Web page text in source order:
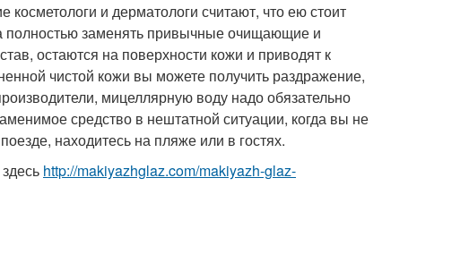
и дерматологи считают, что ею стоит
полностью заменять привычные очищающие и
остаются на поверхности кожи и приводят к
чистой кожи вы можете получить раздражение,
мицеллярную воду надо обязательно
средство в нештатной ситуации, когда вы не
находитесь на пляже или в гостях.
http://makiyazhglaz.com/makiyazh-glaz-